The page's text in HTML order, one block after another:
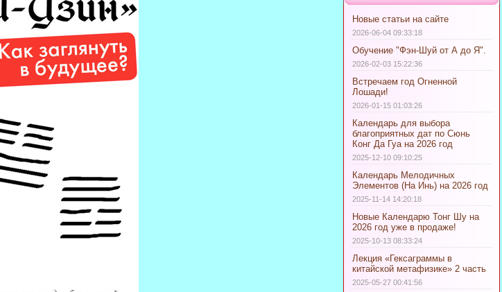
Новые статьи на сайте
2026-06-04 09:33:18
Обучение "Фэн-Шуй от А до Я".
2026-02-03 15:22:36
Встречаем год Огненной
Лошади!
2026-01-15 01:03:26
Календарь для выбора
благоприятных дат по Сюнь
Конг Да Гуа на 2026 год
2025-12-10 09:10:25
Календарь Мелодичных
Элементов (На Инь) на 2026 год
2025-11-14 14:20:18
Новые Календарю Тонг Шу на
2026 год уже в продаже!
2025-10-13 08:33:24
Лекция «Гексаграммы в
китайской метафизике» 2 часть
2025-05-27 00:41:56